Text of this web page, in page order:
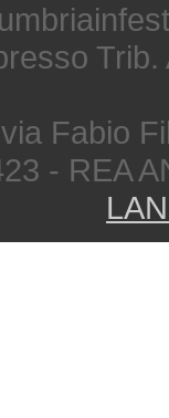
Fabio
- REA